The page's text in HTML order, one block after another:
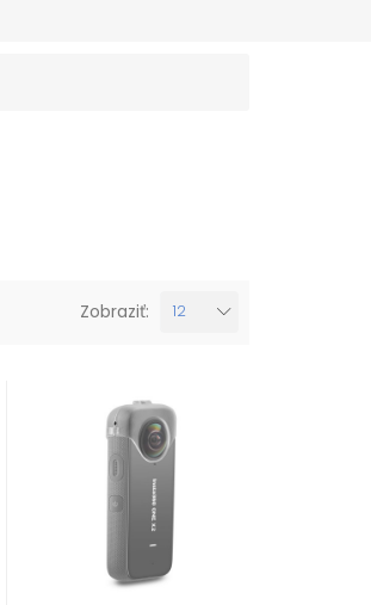
Zobraziť: 12